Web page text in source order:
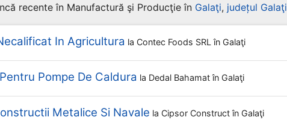
recente în Manufactură şi Producţie în Galaţi, județul Galaţi
In Agricultura la Contec Foods SRL în Galaţi
Pompe De Caldura la Dedal Bahamat în Galaţi
Metalice Si Navale la Cipsor Construct în Galaţi